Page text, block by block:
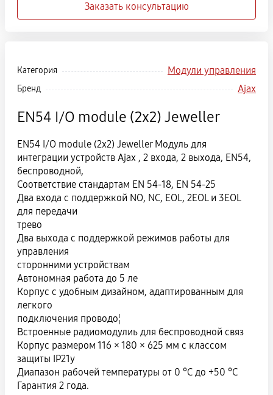
Категория Модули управления
Бренд Ajax
EN54 I/O module (2x2) Jeweller
EN54 I/O module (2x2) Jeweller Модуль для
интеграции устройств Ajax , 2 входа, 2 выхода, EN54,
беспроводной,
Соответствие стандартам EN 54-18, EN 54-25
Два входа с поддержкой NO, NC, EOL, 2EOL и 3EOL
для передачи
трево
Два выхода с поддержкой режимов работы для
управления
сторонними устройствам
Автономная работа до 5 ле
Корпус с удобным дизайном, адаптированным для
легкого
подключения проводо¦
Встроенные радиомодулиь для беспроводной связ
Корпус размером 116 × 180 × 625 мм с классом
защиты IP21y
Диапазон рабочей температуры от 0 °C до +50 °С
Гарантия 2 года.
Заказать консультацию